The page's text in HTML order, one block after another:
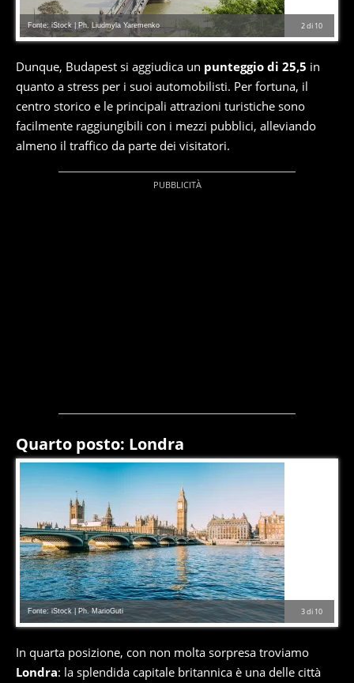
2di 10
Fonte: iStock | Ph. Liudmyla Yaremenko
Dunque, Budapest si aggiudica un punteggio di 25,5 in
quanto a stress per i suoi automobilisti. Per fortuna, il
centro storico e le principali attrazioni turistiche sono
facilmente raggiungibili con i mezzi pubblici, alleviando
almeno il traffico da parte dei visitatori.
Quarto posto: Londra
3di 10
Fonte: iStock | Ph. MarioGuti
In quarta posizione, con non molta sorpresa troviamo
Londra: la splendida capitale britannica è una delle città